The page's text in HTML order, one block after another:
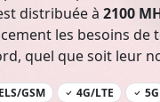
distribuée à 2100
les besoins de
quel que soit leur
GSM 4G/LTE 5G